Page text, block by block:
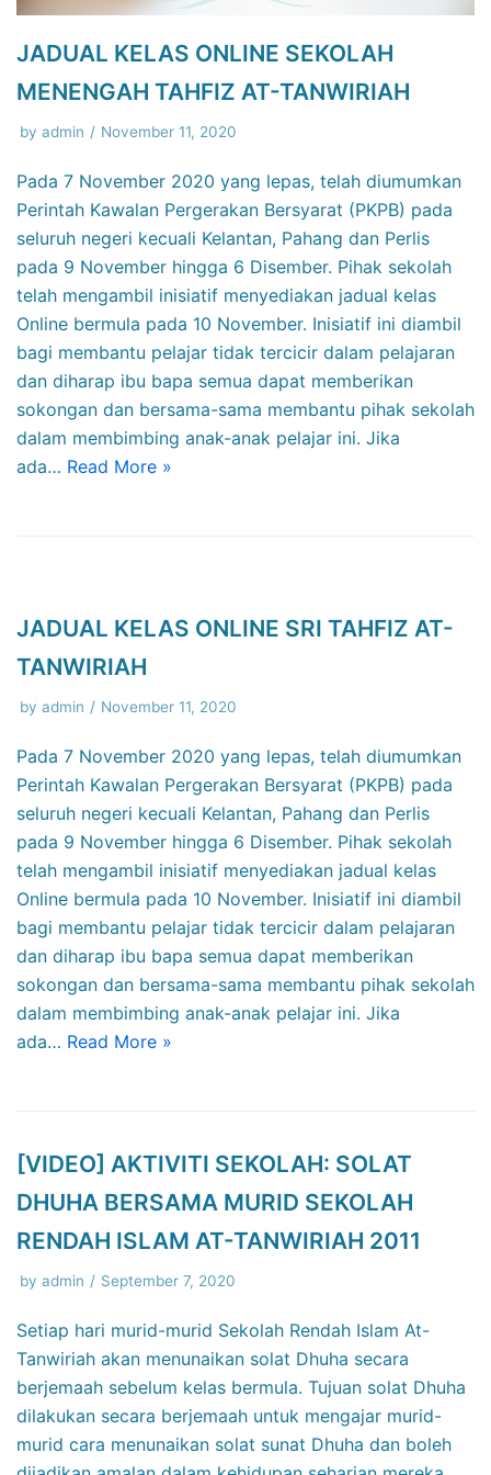
JADUAL KELAS ONLINE SEKOLAH
MENENGAH TAHFIZ AT-TANWIRIAH
by admin November 11, 2020
Pada 7 November 2020 yang lepas, telah diumumkan
Perintah Kawalan Pergerakan Bersyarat (PKPB) pada
seluruh negeri kecuali Kelantan, Pahang dan Perlis
pada 9 November hingga 6 Disember. Pihak sekolah
telah mengambil inisiatif menyediakan jadual kelas
Online bermula pada 10 November. Inisiatif ini diambil
bagi membantu pelajar tidak tercicir dalam pelajaran
dan diharap ibu bapa semua dapat memberikan
sokongan dan bersama-sama membantu pihak sekolah
dalam membimbing anak-anak pelajar ini. Jika
ada… Read More »
JADUAL KELAS ONLINE SRI TAHFIZ AT-
TANWIRIAH
by admin November 11, 2020
Pada 7 November 2020 yang lepas, telah diumumkan
Perintah Kawalan Pergerakan Bersyarat (PKPB) pada
seluruh negeri kecuali Kelantan, Pahang dan Perlis
pada 9 November hingga 6 Disember. Pihak sekolah
telah mengambil inisiatif menyediakan jadual kelas
Online bermula pada 10 November. Inisiatif ini diambil
bagi membantu pelajar tidak tercicir dalam pelajaran
dan diharap ibu bapa semua dapat memberikan
sokongan dan bersama-sama membantu pihak sekolah
dalam membimbing anak-anak pelajar ini. Jika
ada… Read More »
[VIDEO] AKTIVITI SEKOLAH: SOLAT
DHUHA BERSAMA MURID SEKOLAH
RENDAH ISLAM AT-TANWIRIAH 2011
by admin September 7, 2020
Setiap hari murid-murid Sekolah Rendah Islam At-
Tanwiriah akan menunaikan solat Dhuha secara
berjemaah sebelum kelas bermula. Tujuan solat Dhuha
dilakukan secara berjemaah untuk mengajar murid-
murid cara menunaikan solat sunat Dhuha dan boleh